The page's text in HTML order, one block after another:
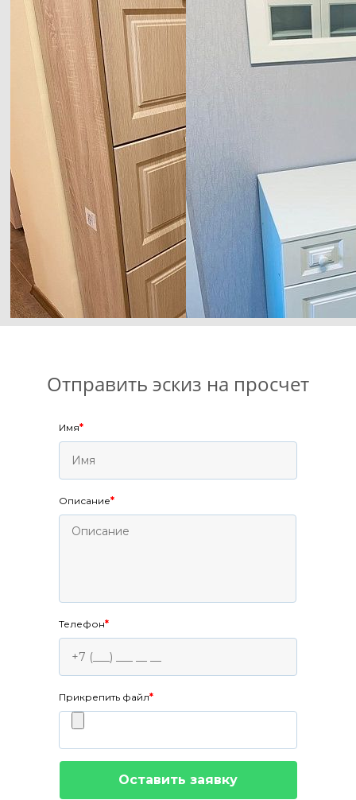
Отправить эскиз на просчет
Имя*
Описание*
Телефон*
Прикрепить файл*